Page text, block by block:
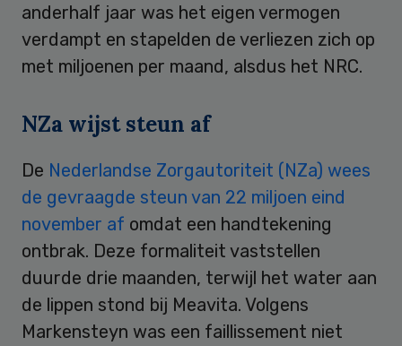
anderhalf jaar was het eigen vermogen
verdampt en stapelden de verliezen zich op
met miljoenen per maand, alsdus het NRC.
NZa wijst steun af
De Nederlandse Zorgautoriteit (NZa) wees
de gevraagde steun van 22 miljoen eind
november af omdat een handtekening
ontbrak. Deze formaliteit vaststellen
duurde drie maanden, terwijl het water aan
de lippen stond bij Meavita. Volgens
Markensteyn was een faillissement niet